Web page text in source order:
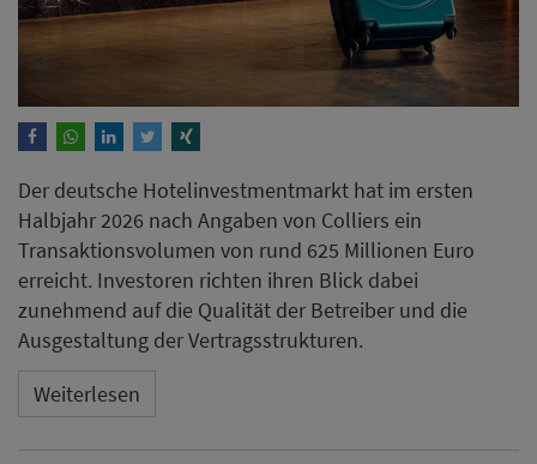
Der deutsche Hotelinvestmentmarkt hat im ersten
Halbjahr 2026 nach Angaben von Colliers ein
Transaktionsvolumen von rund 625 Millionen Euro
erreicht. Investoren richten ihren Blick dabei
zunehmend auf die Qualität der Betreiber und die
Ausgestaltung der Vertragsstrukturen.
Weiterlesen